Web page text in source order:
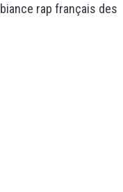
rap français des